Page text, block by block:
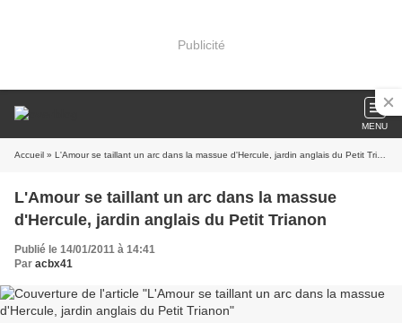
Publicité
MENU
Accueil » L'Amour se taillant un arc dans la massue d'Hercule, jardin anglais du Petit Trianon
L'Amour se taillant un arc dans la massue
d'Hercule, jardin anglais du Petit Trianon
Publié le 14/01/2011 à 14:41
Par acbx41